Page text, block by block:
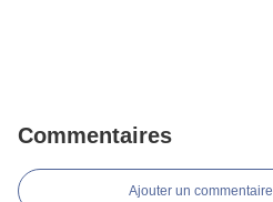
Commentaires
Ajouter un commentaire